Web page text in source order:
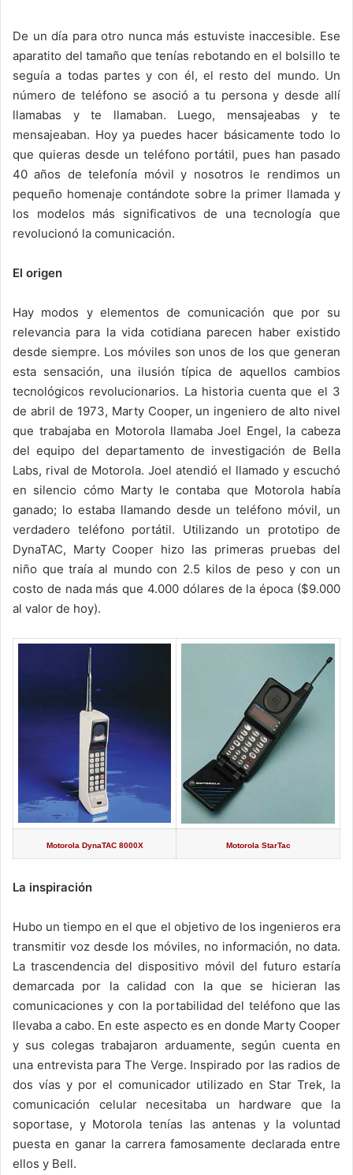
De un día para otro nunca más estuviste inaccesible. Ese
aparatito del tamaño que tenías rebotando en el bolsillo te
seguía a todas partes y con él, el resto del mundo. Un
número de teléfono se asoció a tu persona y desde allí
llamabas y te llamaban. Luego, mensajeabas y te
mensajeaban. Hoy ya puedes hacer básicamente todo lo
que quieras desde un teléfono portátil, pues han pasado
40 años de telefonía móvil y nosotros le rendimos un
pequeño homenaje contándote sobre la primer llamada y
los modelos más significativos de una tecnología que
revolucionó la comunicación.
El origen
Hay modos y elementos de comunicación que por su
relevancia para la vida cotidiana parecen haber existido
desde siempre. Los móviles son unos de los que generan
esta sensación, una ilusión típica de aquellos cambios
tecnológicos revolucionarios. La historia cuenta que el 3
de abril de 1973, Marty Cooper, un ingeniero de alto nivel
que trabajaba en Motorola llamaba Joel Engel, la cabeza
del equipo del departamento de investigación de Bella
Labs, rival de Motorola. Joel atendió el llamado y escuchó
en silencio cómo Marty le contaba que Motorola había
ganado; lo estaba llamando desde un teléfono móvil, un
verdadero teléfono portátil. Utilizando un prototipo de
DynaTAC, Marty Cooper hizo las primeras pruebas del
niño que traía al mundo con 2.5 kilos de peso y con un
costo de nada más que 4.000 dólares de la época ($9.000
al valor de hoy).
Motorola DynaTAC 8000X Motorola StarTac
La inspiración
Hubo un tiempo en el que el objetivo de los ingenieros era
transmitir voz desde los móviles, no información, no data.
La trascendencia del dispositivo móvil del futuro estaría
demarcada por la calidad con la que se hicieran las
comunicaciones y con la portabilidad del teléfono que las
llevaba a cabo. En este aspecto es en donde Marty Cooper
y sus colegas trabajaron arduamente, según cuenta en
una entrevista para The Verge. Inspirado por las radios de
dos vías y por el comunicador utilizado en Star Trek, la
comunicación celular necesitaba un hardware que la
soportase, y Motorola tenías las antenas y la voluntad
puesta en ganar la carrera famosamente declarada entre
ellos y Bell.